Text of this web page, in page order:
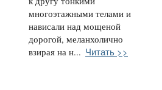
многоэтажными телами и
нависали над мощеной
дорогой, меланхолично
взирая на н... Читать >>